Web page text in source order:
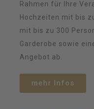
Rahmen für Ihre
Hochzeiten mit bis
mit bis zu 300
Garderobe sowie
Angebot ab.
mehr Infos